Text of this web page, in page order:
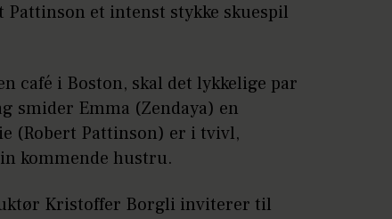
et intenst stykke skuespil
café i Boston, skal det lykkelige par
smider Emma (Zendaya) en
(Robert Pattinson) er i tvivl,
kommende hustru.
Kristoffer Borgli inviterer til